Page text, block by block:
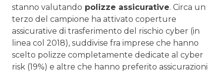
stanno valutando polizze assicurative. Circa un
terzo del campione ha attivato coperture
assicurative di trasferimento del rischio cyber (in
linea col 2018), suddivise fra imprese che hanno
scelto polizze completamente dedicate al cyber
risk (19%) e altre che hanno preferito assicurazioni